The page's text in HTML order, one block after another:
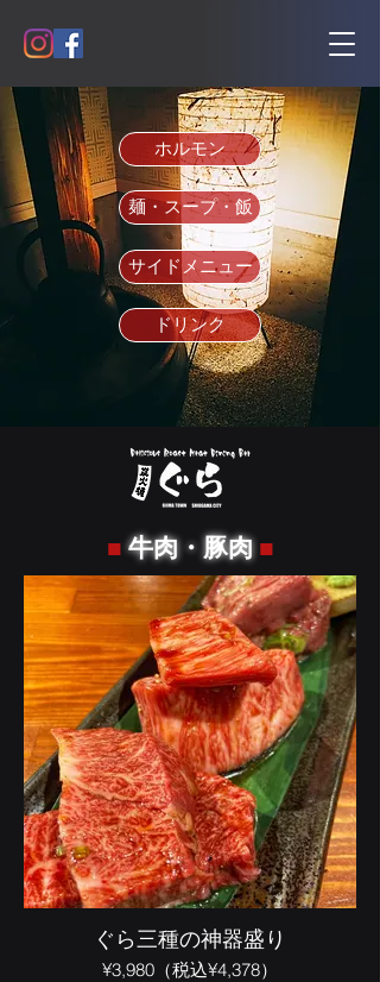
ホルモン
麺・スープ・飯
サイドメニュー
ドリンク
■牛肉・豚肉 ■
ぐら三種の神器盛り
¥3,980（税込¥4,378）